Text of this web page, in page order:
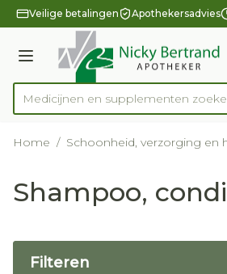
Ga naar de inhoud
1 van 1
Veilige betalingen Apothekersadvies
Menu
Product, merk, categorie...
Medicijnen en supplementen z
Home / Schoonheid, verzorging en
Shampoo,
Filteren